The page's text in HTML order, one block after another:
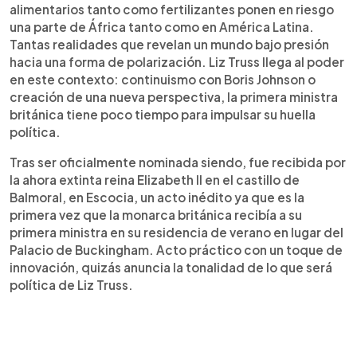
alimentarios tanto como fertilizantes ponen en riesgo
una parte de África tanto como en América Latina.
Tantas realidades que revelan un mundo bajo presión
hacia una forma de polarización. Liz Truss llega al poder
en este contexto: continuismo con Boris Johnson o
creación de una nueva perspectiva, la primera ministra
británica tiene poco tiempo para impulsar su huella
política.
Tras ser oficialmente nominada siendo, fue recibida por
la ahora extinta reina Elizabeth II en el castillo de
Balmoral, en Escocia, un acto inédito ya que es la
primera vez que la monarca británica recibía a su
primera ministra en su residencia de verano en lugar del
Palacio de Buckingham. Acto práctico con un toque de
innovación, quizás anuncia la tonalidad de lo que será
política de Liz Truss.